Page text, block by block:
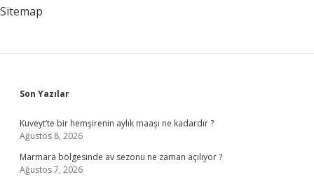
Sitemap
Sidebar
Son Yazılar
Kuveyt’te bir hemşirenin aylık maaşı ne kadardır ?
Ağustos 8, 2026
Marmara bölgesinde av sezonu ne zaman açılıyor ?
Ağustos 7, 2026